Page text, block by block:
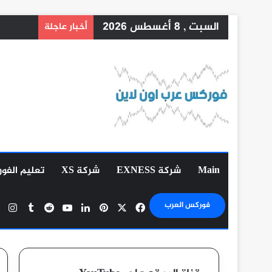
السبت , 8 أغسطس 2026 أخبار عاجلة
Main شركة EXNESS شركة XS تعليم
فوركس العرب فيسبوكبينتيريست
لينكدإن‫YouTube